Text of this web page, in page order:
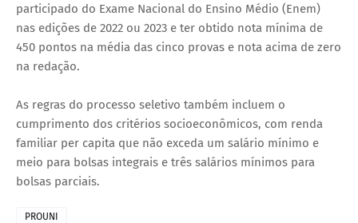
participado do Exame Nacional do Ensino Médio (Enem)
nas edições de 2022 ou 2023 e ter obtido nota mínima de
450 pontos na média das cinco provas e nota acima de zero
na redação.
As regras do processo seletivo também incluem o
cumprimento dos critérios socioeconômicos, com renda
familiar per capita que não exceda um salário mínimo e
meio para bolsas integrais e três salários mínimos para
bolsas parciais.
PROUNI